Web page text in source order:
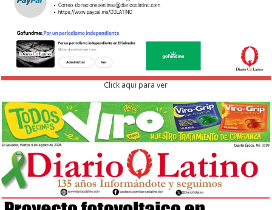
Click aqui para ver